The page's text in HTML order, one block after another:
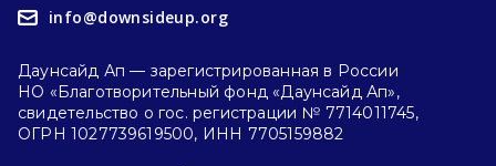
info@downsideup.org
Даунсайд Ап — зарегистрированная в России
НО «Благотворительный фонд «Даунсайд Ап»,
свидетельство о гос. регистрации № 7714011745,
ОГРН 1027739619500, ИНН 7705159882